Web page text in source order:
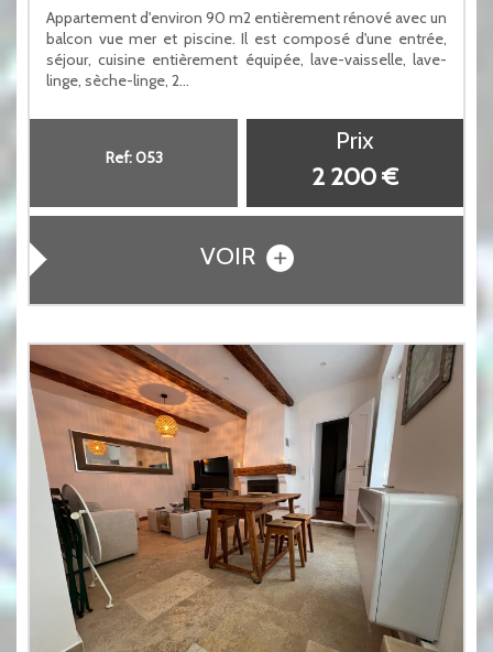
Appartement d'environ 90 m2 entièrement rénové avec un
balcon vue mer et piscine. Il est composé d'une entrée,
séjour, cuisine entièrement équipée, lave-vaisselle, lave-
linge, sèche-linge, 2...
Ref: 053
Prix
2 200 €
VOIR